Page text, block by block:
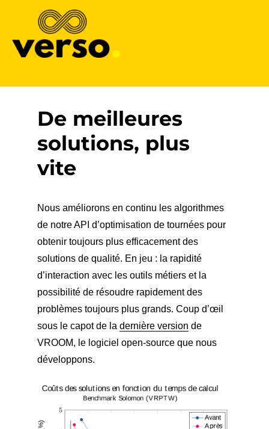
De meilleures
solutions, plus
vite
Nous améliorons en continu les algorithmes
de notre API d’optimisation de tournées pour
obtenir toujours plus efficacement des
solutions de qualité. En jeu : la rapidité
d’interaction avec les outils métiers et la
possibilité de résoudre rapidement des
problèmes toujours plus grands. Coup d’œil
sous le capot de la dernière version de
VROOM, le logiciel open-source que nous
développons.